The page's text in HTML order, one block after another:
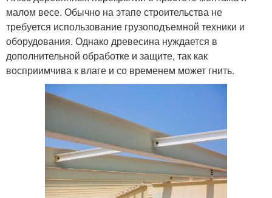
малом весе. Обычно на этапе строительства не
требуется использование грузоподъемной техники и
оборудования. Однако древесина нуждается в
дополнительной обработке и защите, так как
восприимчива к влаге и со временем может гнить.